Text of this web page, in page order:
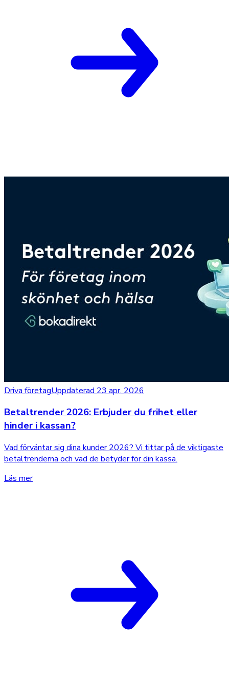
Driva företagUppdaterad 23 apr. 2026
Betaltrender 2026: Erbjuder du frihet eller
hinder i kassan?
Vad förväntar sig dina kunder 2026? Vi tittar på de viktigaste
betaltrenderna och vad de betyder för din kassa.
Läs mer